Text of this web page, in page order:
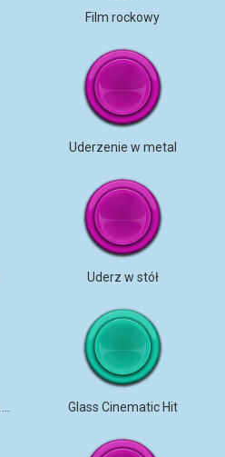
Film rockowy
Uderzenie w metal
Uderz w stół
Glass Cinematic Hit